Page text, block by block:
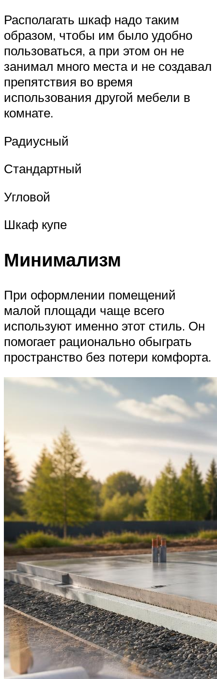
Располагать шкаф надо таким
образом, чтобы им было удобно
пользоваться, а при этом он не
занимал много места и не создавал
препятствия во время
использования другой мебели в
комнате.
Радиусный
Стандартный
Угловой
Шкаф купе
Минимализм
При оформлении помещений
малой площади чаще всего
используют именно этот стиль. Он
помогает рационально обыграть
пространство без потери комфорта.